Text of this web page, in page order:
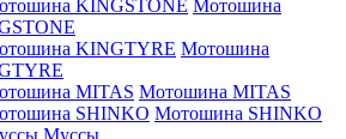
Мотошина
Мотошина
Мотошина MITAS
Мотошина SHINKO
Муссы